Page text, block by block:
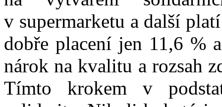
v supermarketu a další
dobře placení jen 11,6 %
nárok na kvalitu a rozsah
Tímto krokem v